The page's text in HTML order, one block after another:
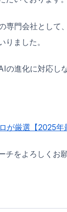
専門会社として
ました。
の進化に対応し
が厳選【2025
をよろしくお